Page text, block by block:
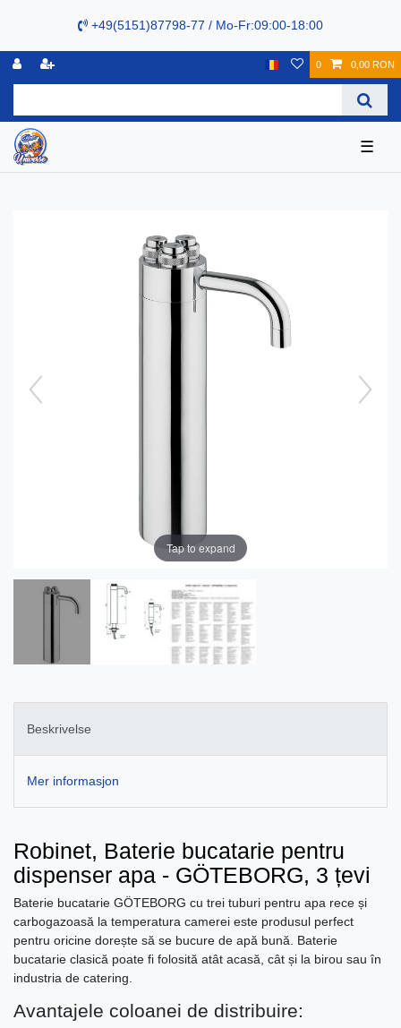
+49(5151)87798-77 / Mo-Fr:09:00-18:00
0 0,00 RON
☰
Tap to expand
Beskrivelse
Mer informasjon
Robinet, Baterie bucatarie pentru
dispenser apa - GÖTEBORG, 3 țevi
Baterie bucatarie GÖTEBORG cu trei tuburi pentru apa rece și
carbogazoasă la temperatura camerei este produsul perfect
pentru oricine dorește să se bucure de apă bună. Baterie
bucatarie clasică poate fi folosită atât acasă, cât și la birou sau în
industria de catering.
Avantajele coloanei de distribuire: